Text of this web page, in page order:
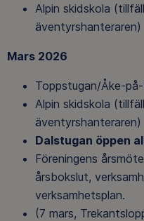
Alpin skidskola
äventyrshanteraren)
Mars 2026
Toppstugan/Åke-
Alpin skidskola
äventyrshanteraren)
Dalstugan öppen
Föreningens
årsbokslut,
verksamhetsplan.
(7 mars,